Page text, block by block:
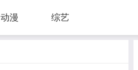
动漫 综艺